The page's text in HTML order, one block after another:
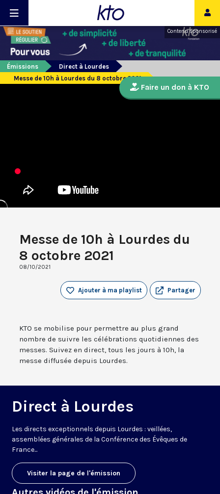
Contenu sponsorisé
Émissions
Direct à Lourdes
Messe de 10h à Lourdes du 8 octobre 2021
Messe de 10h à Lourdes du
8 octobre 2021
08/10/2021
Partager
Ajouter à ma playlist
KTO se mobilise pour permettre au plus grand
nombre de suivre les célébrations quotidiennes des
messes. Suivez en direct, tous les jours à 10h, la
messe diffusée depuis Lourdes.
Direct à Lourdes
Les directs exceptionnels depuis Lourdes : veillées,
assemblées générales de la Conférence des Évêques de
France...
Visiter la page de l'émission
Faire un don à KTO